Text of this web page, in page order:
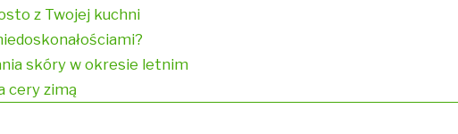
z Twojej kuchni
skóry w okresie letnim
cery zimą